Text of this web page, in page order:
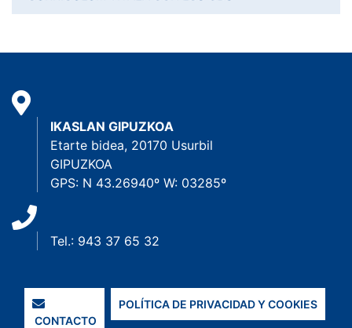
IKASLAN GIPUZKOA
Etarte bidea, 20170 Usurbil
GIPUZKOA
GPS: N 43.26940º W: 03285º
Tel.: 943 37 65 32
CONTACTO
POLÍTICA DE PRIVACIDAD Y COOKIES